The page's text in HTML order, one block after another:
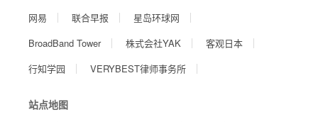
网易
联合早报
星岛环球网
BroadBand Tower
株式会社YAK
客观日本
行知学园
VERYBEST律师事务所
站点地图